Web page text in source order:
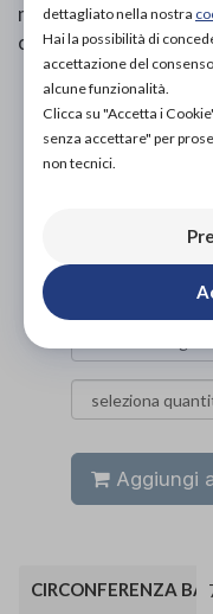
massimo comfort.
cuscinetti opzionali
PROVA E
NON
PROVA E
ACQUISTA
67,00€
Aggiungi
CIRCONFERENZA
dettagliato nella nostra
Hai la possibilità di
accettazione del
alcune funzionalità.
Clicca su "Accetta i
senza accettare" per
non tecnici.